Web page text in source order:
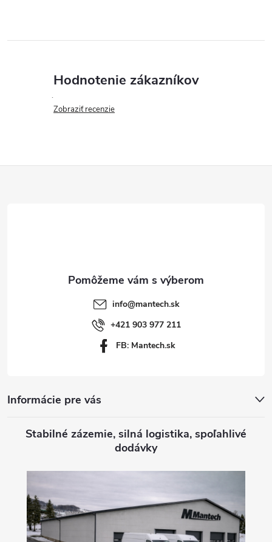
Hodnotenie zákazníkov
Zobraziť recenzie
info@mantech.sk
+421 903 977 211
FB: Mantech.sk
Informácie pre vás
Stabilné zázemie, silná logistika, spoľahlivé
dodávky